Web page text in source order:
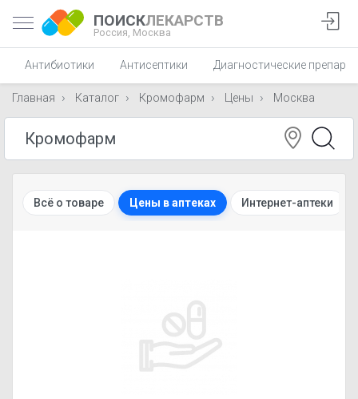
ПОИСКЛЕКАРСТВ
Россия, Москва
Антибиотики Антисептики Диагностические
Главная Каталог Кромофарм Цены Москва
Всё о товаре Цены в аптеках Интернет-аптеки